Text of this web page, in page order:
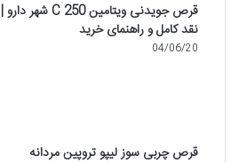
قرص جویدنی ویتامین C 250 شهر دارو |
نقد کامل و راهنمای خرید
04/06/20
قرص چربی سوز لیپو تروپین مردانه